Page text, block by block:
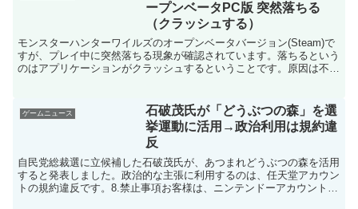
ープンベータPC版 突然落ちる
（クラッシュする）
モンスターハンターワイルズのオープンベータバージョン(Steam)で
すが、プレイ中に突然落ちる現象が確認されています。落ちるという
のはアプリケーションがクラッシュするということです。原因は不明
ゲームニュース
石破茂氏が「どうぶつの森」を選
挙運動に活用→政治利用は規約違
反
自民党総裁選に立候補した石破茂氏が、あつまれどうぶつの森を活用
すると発表しました。政治的な主張に利用するのは、任天堂アカウン
トの規約違反です。8.禁止事項お客様は、ニンテンドーアカウントサ